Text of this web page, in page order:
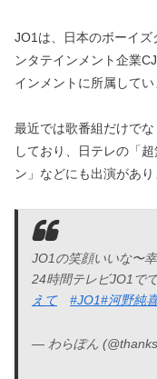
JO1は、日本のボーイ
ンタテインメント企業
インメントに所属してい
最近では歌番組だけで
しており、日テレの「
ン」などにも出演があり
JO1の笑顔いいな〜
24時間テレビJO1で
えて
#JO1#河野純
— わらぽん